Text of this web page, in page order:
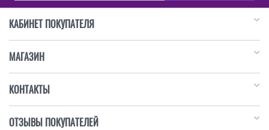
КАБИНЕТ ПОКУПАТЕЛЯ
МАГАЗИН
КОНТАКТЫ
ОТЗЫВЫ ПОКУПАТЕЛЕЙ